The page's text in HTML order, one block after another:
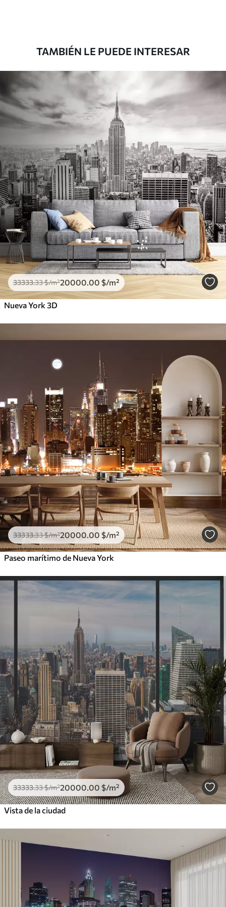
Vinilo Premium
49500.0029700.00$/m²
TAMBIÉN LE PUEDE INTERESAR
33333.33$/m²20000 .00 $/m²
Nueva York 3D
33333.33$/m²20000 .00 $/m²
Paseo marítimo de Nueva York
33333.33$/m²20000 .00 $/m²
Vista de la ciudad